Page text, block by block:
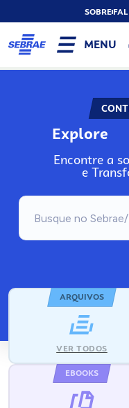
SOBRE
MENU
Explore
Encontre a
e
ARQUIVOS
VER TODOS
EBOOKS